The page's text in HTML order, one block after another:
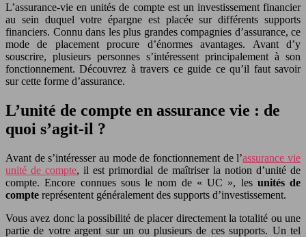
L’assurance-vie en unités de compte est un investissement financier
au sein duquel votre épargne est placée sur différents supports
financiers. Connu dans les plus grandes compagnies d’assurance, ce
mode de placement procure d’énormes avantages. Avant d’y
souscrire, plusieurs personnes s’intéressent principalement à son
fonctionnement. Découvrez à travers ce guide ce qu’il faut savoir
sur cette forme d’assurance.
L’unité de compte en assurance vie : de
quoi s’agit-il ?
Avant de s’intéresser au mode de fonctionnement de l’assurance vie
unité de compte, il est primordial de maîtriser la notion d’unité de
compte. Encore connues sous le nom de « UC », les unités de
compte représentent généralement des supports d’investissement.
Vous avez donc la possibilité de placer directement la totalité ou une
partie de votre argent sur un ou plusieurs de ces supports. Un tel